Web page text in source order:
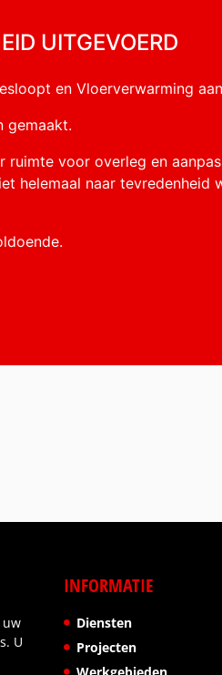
UITGEVOERD
en Vloerverwarming
gemaakt.
ruimte voor overleg en
helemaal naar tevredenheid
uw
U
INFORMATIE
Diensten
Projecten